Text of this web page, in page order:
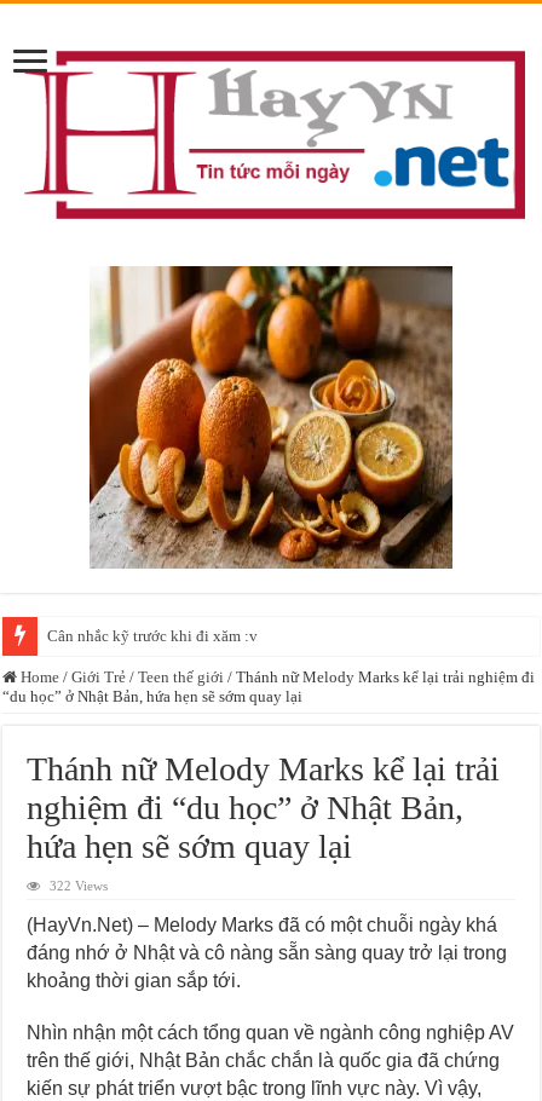
Cân nhắc kỹ trước khi đi xăm :v
Home / Giới Trẻ / Teen thế giới / Thánh nữ Melody Marks kể lại trải nghiệm đi
“du học” ở Nhật Bản, hứa hẹn sẽ sớm quay lại
Thánh nữ Melody Marks kể lại trải
nghiệm đi “du học” ở Nhật Bản,
hứa hẹn sẽ sớm quay lại
322 Views
(HayVn.Net) – Melody Marks đã có một chuỗi ngày khá
đáng nhớ ở Nhật và cô nàng sẵn sàng quay trở lại trong
khoảng thời gian sắp tới.
Nhìn nhận một cách tổng quan về ngành công nghiệp AV
trên thế giới, Nhật Bản chắc chắn là quốc gia đã chứng
kiến ​​sự phát triển vượt bậc trong lĩnh vực này. Vì vậy,